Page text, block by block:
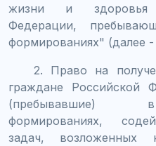
жизни и здоровья
Федерации,
формированиях" (далее
2. Право на
граждане Российской
(пребывавшие) в
формированиях,
задач,